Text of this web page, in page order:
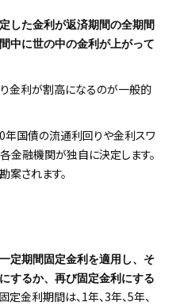
した金利が返済期間の全期間
中に世の中の金利が上がって
金利が割高になるのが一般的
国債の流通利回りや金利スワ
金融機関が独自に決定します。
案されます。
定期間固定金利を適用し、そ
するか、再び固定金利にする
定金利期間は、1年、3年、5年、